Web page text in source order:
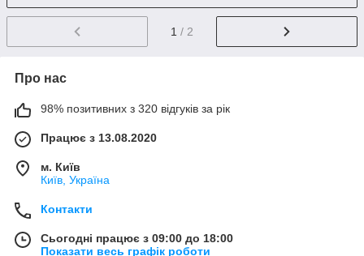
1 / 2
Про нас
98% позитивних з 320 відгуків за рік
Працює з 13.08.2020
м. Київ
Київ, Україна
Контакти
Сьогодні працює з 09:00 до 18:00
Показати весь графік роботи